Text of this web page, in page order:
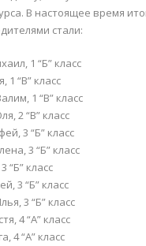
В настоящее время
стали:
1 “Б” класс
1 “В” класс
1 “В” класс
2 “В” класс
3 “Б” класс
3 “Б” класс
“Б” класс
3 “Б” класс
3 “Б” класс
4 “А” класс
4 “А” класс